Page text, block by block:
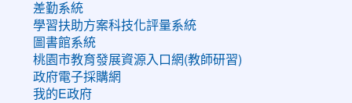
差勤系統
學習扶助方案科技化評量系統
圖書館系統
桃園市教育發展資源入口網(教師研習)
政府電子採購網
我的E政府